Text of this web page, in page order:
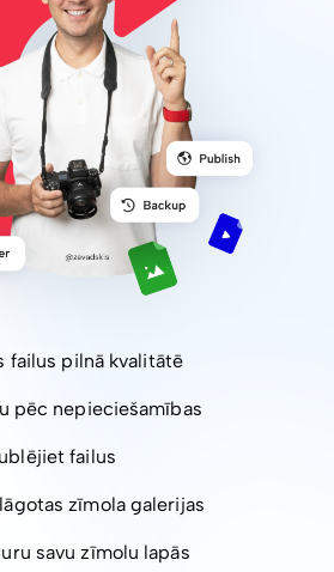
failus pilnā kvalitātē
pēc nepieciešamības
failus
zīmola galerijas
savu zīmolu lapās